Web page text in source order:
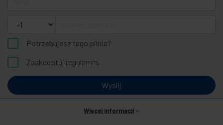
Potrzebujesz tego pilnie?
Zaakceptuj regulamin.
Wyślij
Więcej informacji